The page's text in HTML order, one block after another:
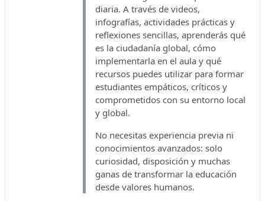
diaria. A través de videos,
infografías, actividades prácticas y
reflexiones sencillas, aprenderás qué
es la ciudadanía global, cómo
implementarla en el aula y qué
recursos puedes utilizar para formar
estudiantes empáticos, críticos y
comprometidos con su entorno local
y global.
No necesitas experiencia previa ni
conocimientos avanzados: solo
curiosidad, disposición y muchas
ganas de transformar la educación
desde valores humanos.